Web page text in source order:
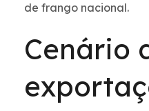
de frango nacional.
Cenário